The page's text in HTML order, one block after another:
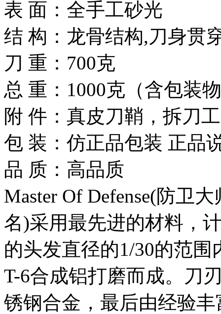
表 面：全手工砂光
结 构：龙骨结构,刀身贯
刀 重：700克
总 重：1000克（含包装
附 件：真皮刀鞘，拆刀
包 装：仿正品包装 正品
品 质：高品质
Master Of Defense(防卫
名)采用最先进的材料，
的头发直径的1/30的范
T-6合成铝打磨而成。刀
锈钢合金，最后由经验